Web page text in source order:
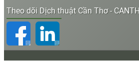
Theo dõi Dịch thuật Cần Thơ -